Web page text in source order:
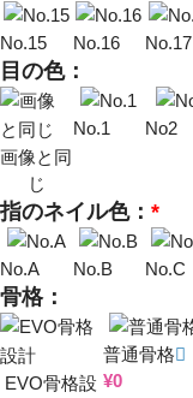
No.15 No.16 No.17
目の色：
画像と同
じ
No.1 No2
*
指のネイル色：
No.A No.B No.C
骨格：
EVO骨格設
普通骨格
¥0